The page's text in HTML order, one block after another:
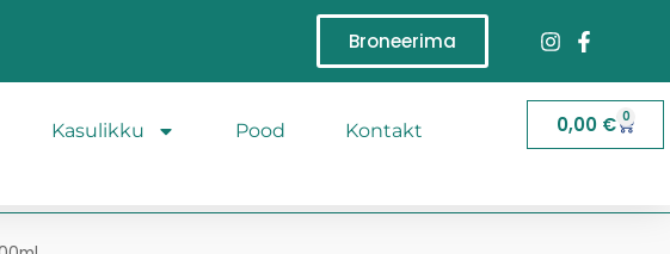
Broneerima
Kasulikku Pood Kontakt 0,00 € 0